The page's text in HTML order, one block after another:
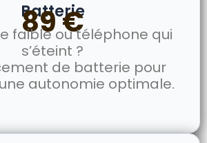
Batterie
89 €
faible ou téléphone qui
s’éteint ?
de batterie pour
autonomie optimale.